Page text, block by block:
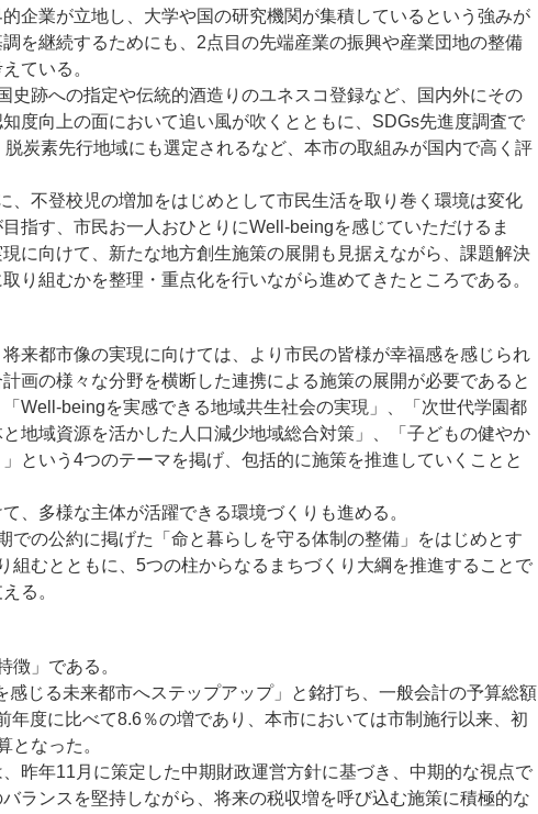
企業が立地し、大学や国の研究機関が集積しているという強みが
を継続するためにも、2点目の先端産業の振興や産業団地の整備
ている。
史跡への指定や伝統的酒造りのユネスコ登録など、国内外にその
度向上の面において追い風が吹くとともに、SDGs先進度調査で
炭素先行地域にも選定されるなど、本市の取組みが国内で高く評
、不登校児の増加をはじめとして市民生活を取り巻く環境は変化
指す、市民お一人おひとりにWell-beingを感じていただけるま
に向けて、新たな地方創生施策の展開も見据えながら、課題解決
り組むかを整理・重点化を行いながら進めてきたところである。
来都市像の実現に向けては、より市民の皆様が幸福感を感じられ
画の様々な分野を横断した連携による施策の展開が必要であると
Well-beingを実感できる地域共生社会の実現」、「次世代学園都
地域資源を活かした人口減少地域総合対策」、「子どもの健やか
という4つのテーマを掲げ、包括的に施策を推進していくことと
、多様な主体が活躍できる環境づくりも進める。
での公約に掲げた「命と暮らしを守る体制の整備」をはじめとす
組むとともに、5つの柱からなるまちづくり大綱を推進することで
る。
徴」である。
感じる未来都市へステップアップ」と銘打ち、一般会計の予算総額
年度に比べて8.6％の増であり、本市においては市制施行以来、初
となった。
昨年11月に策定した中期財政運営方針に基づき、中期的な視点で
ランスを堅持しながら、将来の税収増を呼び込む施策に積極的な